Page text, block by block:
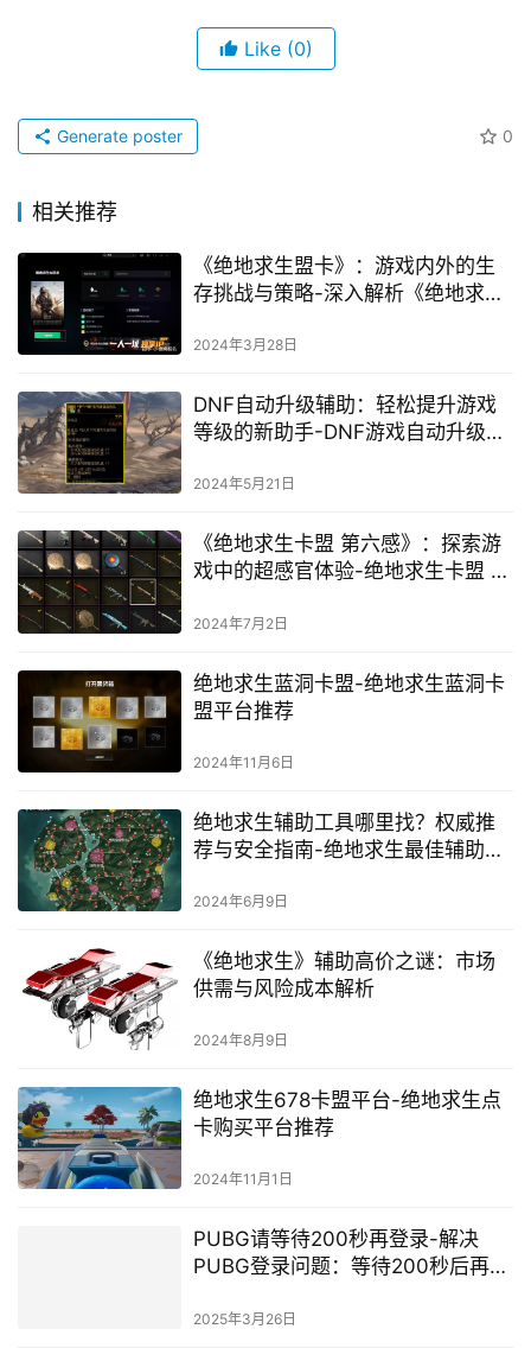
Like (0)
0
Generate poster
相关推荐
《绝地求生盟卡》：游戏内外的生
存挑战与策略-深入解析《绝地求生
技巧
2024年3月28日
DNF自动升级辅助：轻松提升游戏
等级的新助手-DNF游戏自动升级辅
2024年5月21日
《绝地求生卡盟 第六感》：探索游
戏中的超感官体验-绝地求生卡盟 第
2024年7月2日
绝地求生蓝洞卡盟-绝地求生蓝洞卡
盟平台推荐
2024年11月6日
绝地求生辅助工具哪里找？权威推
荐与安全指南-绝地求生最佳辅助工
2024年6月9日
《绝地求生》辅助高价之谜：市场
供需与风险成本解析
2024年8月9日
绝地求生678卡盟平台-绝地求生点
卡购买平台推荐
2024年11月1日
PUBG请等待200秒再登录-解决
PUBG登录问题：等待200秒后再登
2025年3月26日